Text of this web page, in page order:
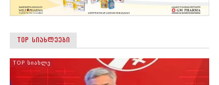
TOP ᲡᲘᲐᲮᲚᲔᲔᲑᲘ
TOP ᲡᲘᲐᲮᲚᲔ